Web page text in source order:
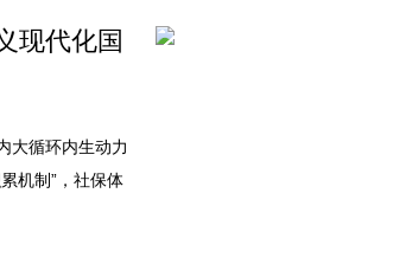
现代化国
大循环内生动力
机制”，社保体